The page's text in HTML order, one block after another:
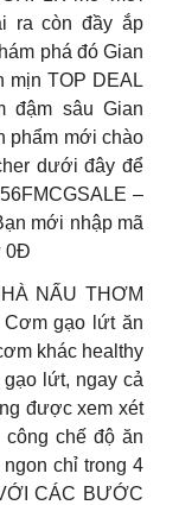
ra còn đầy ắp
phá đó Gian
mịn TOP DEAL
đậm sâu Gian
phẩm mới chào
dưới đây để
–
mới nhập mã
0Đ
NẤU THƠM
Cơm gạo lứt ăn
khác healthy
lứt, ngay cả
được xem xét
chế độ ăn
chỉ trong 4
CÁC BƯỚC